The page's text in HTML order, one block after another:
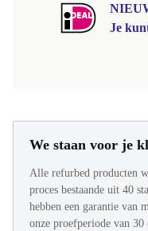
Je
We staan voor je
Alle refurbed producten
proces bestaande uit 40
hebben een garantie van
onze proefperiode van 30